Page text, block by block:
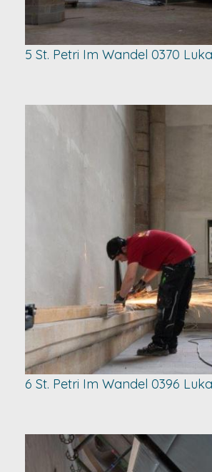
5 St. Petri Im Wandel 0370
6 St. Petri Im Wandel 0396